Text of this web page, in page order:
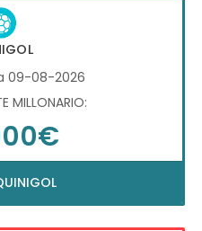
09-08-2026
MILLONARIO: